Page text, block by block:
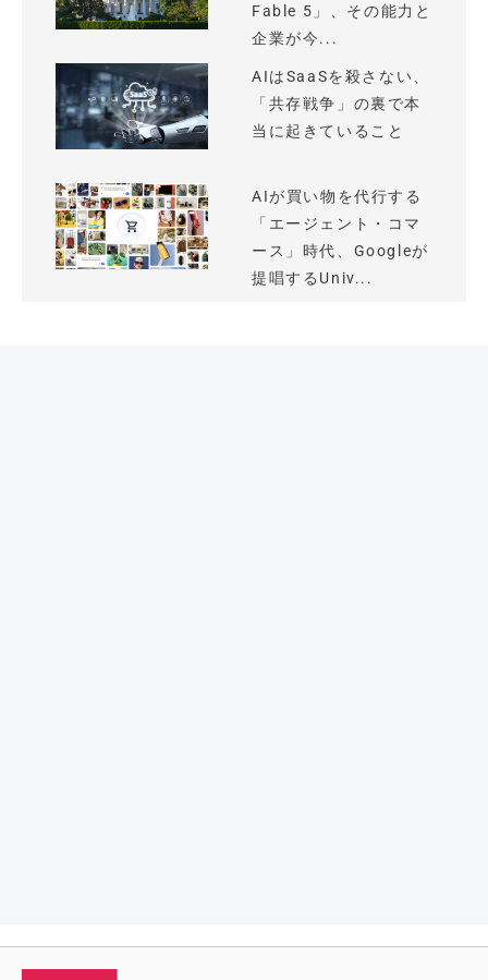
Fable 5」、その能力と
企業が今...
AIはSaaSを殺さない、
「共存戦争」の裏で本
当に起きていること
AIが買い物を代行する
「エージェント・コマ
ース」時代、Googleが
提唱するUniv...